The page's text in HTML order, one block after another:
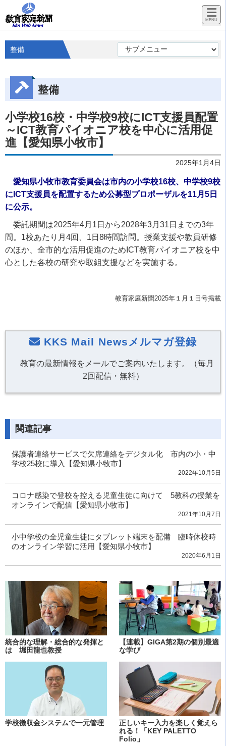
整備
整備
小学校16校・中学校9校にICT支援員配置
～ICT教育パイオニア校を中心に活用促
進【愛知県小牧市】
2025年1月4日
愛知県小牧市教育委員会は市内の小学校16校、中学校9校
にICT支援員を配置するため公募型プロポーザルを11月5日
に公示。
委託期間は2025年4月1日から2028年3月31日までの3年
間。1校あたり月4回、1日8時間訪問。授業支援や教員研修
のほか、全市的な活用促進のためICT教育パイオニア校を中
心とした各校の研究や取組支援などを実施する。
教育家庭新聞2025年１月１日号掲載
KKS Mail Newsメルマガ登録
教育の最新情報をメールでご案内いたします。（毎月
2回配信・無料）
関連記事
保護者連絡サービスで欠席連絡をデジタル化 市内の小・中
学校25校に導入【愛知県小牧市】
2022年10月5日
コロナ感染で登校を控える児童生徒に向けて 5教科の授業を
オンラインで配信【愛知県小牧市】
2021年10月7日
小中学校の全児童生徒にタブレット端末を配備 臨時休校時
のオンライン学習に活用【愛知県小牧市】
2020年6月1日
統合的な理解・総合的な発揮と
は 堀田龍也教授
【連載】GIGA第2期の個別最適
な学び
学校徴収金システムで一元管理
正しいキー入力を楽しく覚えら
れる！「KEY PALETTO
Folio」